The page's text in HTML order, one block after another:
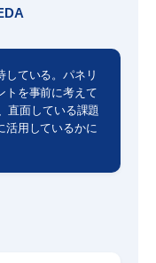
している。パネリ
トを事前に考えて
直面している課題
活用しているかに